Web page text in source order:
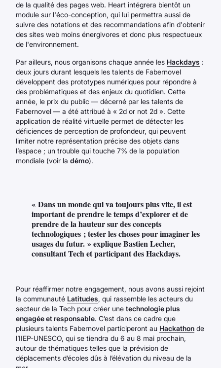
de la qualité des pages web. Heart intégrera bientôt un
module sur l'éco-conception, qui lui permettra aussi de
suivre des notations et des recommandations afin d'obtenir
des sites web moins énergivores et donc plus respectueux
de l'environnement.
Par ailleurs, nous organisons chaque année les Hackdays :
deux jours durant lesquels les talents de Fabernovel
développent des prototypes numériques pour répondre à
des problématiques et des enjeux du quotidien. Cette
année, le prix du public — décerné par les talents de
Fabernovel — a été attribué à « 2d or not 2d ». Cette
application de réalité virtuelle permet de détecter les
déficiences de perception de profondeur, qui peuvent
limiter notre représentation précise des objets dans
l’espace ; un trouble qui touche 7% de la population
mondiale (voir la démo).
« Dans un monde qui va toujours plus vite, il est
important de prendre le temps d’explorer et de
prendre de la hauteur sur des concepts
technologiques ; tester les choses pour imaginer les
usages du futur. » explique Bastien Lecher,
consultant Tech et participant des Hackdays.
Pour réaffirmer notre engagement, nous avons aussi rejoint
la communauté Latitudes, qui rassemble les acteurs du
secteur de la Tech pour créer une technologie plus
engagée et responsable. C’est dans ce cadre que
plusieurs talents Fabernovel participeront au Hackathon de
l’IIEP-UNESCO, qui se tiendra du 6 au 8 mai prochain,
autour de thématiques telles que la prévision de
déplacements d’écoles dûs à l’élévation du niveau de la